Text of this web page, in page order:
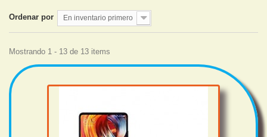
Ordenar por En inventario primero
Mostrando 1 - 13 de 13 items